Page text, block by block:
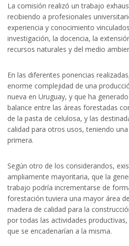
La comisión realizó un trabajo
recibiendo a profesionales
experiencia y conocimiento
investigación, la docencia, la
recursos naturales y del medio
En las diferentes ponencias
enorme complejidad de una
nueva en Uruguay, y que ha
balance entre las áreas forestadas
de la pasta de celulosa, y las
calidad para otros usos, teniendo
primera.
Según otro de los considerandos,
ampliamente mayoritaria, que la
trabajo podría incrementarse de
forestación tuviera una mayor área
madera de calidad para la
por todas las actividades
que se encadenarían a la misma.